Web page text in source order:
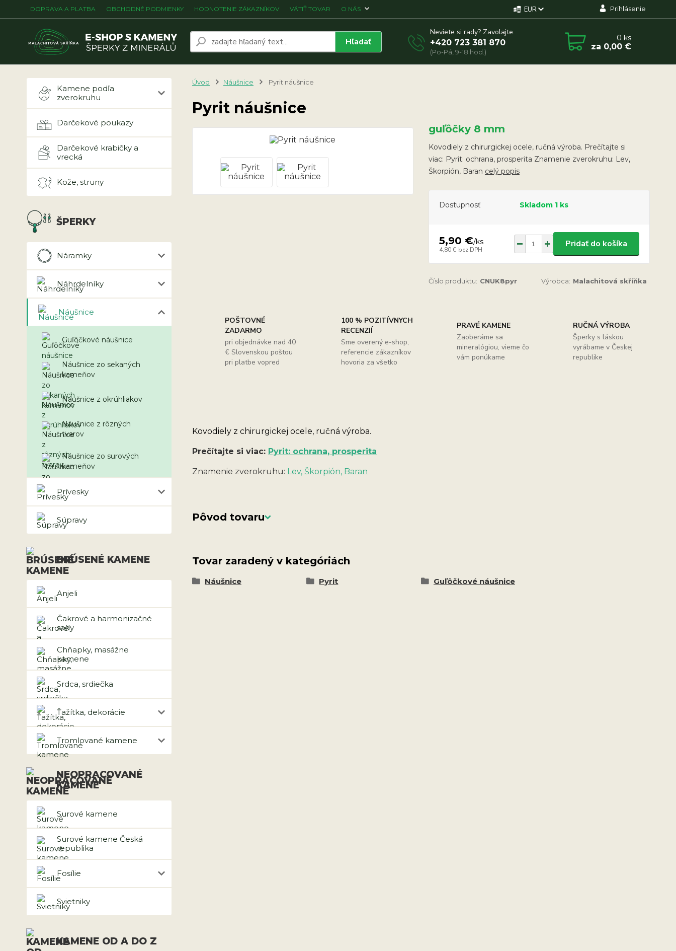
DOPRAVA A PLATBA OBCHODNÉ PODMIENKY HODNOTENIE ZÁKAZNÍKOV VÁTIŤ TOVAR O NÁS EUR Prihlásenie
Hľadať
Neviete si rady? Zavolajte.
+420 723 381 870
(Po-Pá, 9-18 hod.)
0 ks
za 0,00 €
Kamene podľa
zverokruhu
Darčekové poukazy
Darčekové krabičky a
vrecká
Kože, struny
ŠPERKY
Náramky
Náhrdelníky
Náušnice
Guľôčkové náušnice
Náušnice zo sekaných
kameňov
Náušnice z okrúhliakov
Náušnice z rôzných
tvarov
Náušnice zo surových
kameňov
Prívesky
Súpravy
BRÚSENÉ KAMENE
Anjeli
Čakrové a harmonizačné
sady
Chňapky, masážne
kamene
Srdca, srdiečka
Ťažítka, dekorácie
Tromlované kamene
NEOPRACOVANÉ
KAMENE
Surové kamene
Surové kamene Česká
republika
Fosílie
Svietniky
KAMENE OD A DO Z
Úvod Náušnice Pyrit náušnice
Pyrit náušnice
guľôčky 8 mm
Kovodiely z chirurgickej ocele, ručná výroba. Prečítajte si
viac: Pyrit: ochrana, prosperita Znamenie zverokruhu: Lev,
Škorpión, Baran celý popis
Dostupnosť Skladom 1 ks
5,90 €/ks
4,80 € bez DPH
Pridať do košíka
Číslo produktu: CNUK8pyr Výrobca: Malachitová skříňka
POŠTOVNÉ
ZADARMO
pri objednávke nad 40
€ Slovenskou poštou
pri platbe vopred
100 % POZITÍVNYCH
RECENZIÍ
Sme overený e-shop,
referencie zákazníkov
hovoria za všetko
PRAVÉ KAMENE
Zaoberáme sa
mineralógiou, vieme čo
vám ponúkame
RUČNÁ VÝROBA
Šperky s láskou
vyrábame v Českej
republike
Kovodiely z chirurgickej ocele, ručná výroba.
Prečítajte si viac: Pyrit: ochrana, prosperita
Znamenie zverokruhu: Lev, Škorpión, Baran
Pôvod tovaru
Tovar zaradený v kategóriách
Náušnice Pyrit Guľôčkové náušnice